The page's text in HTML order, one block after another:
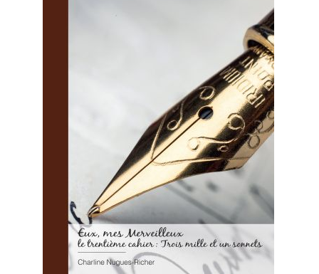
CONNAISSANCES ET SAVOIRS
MON PETIT ÉDITEUR